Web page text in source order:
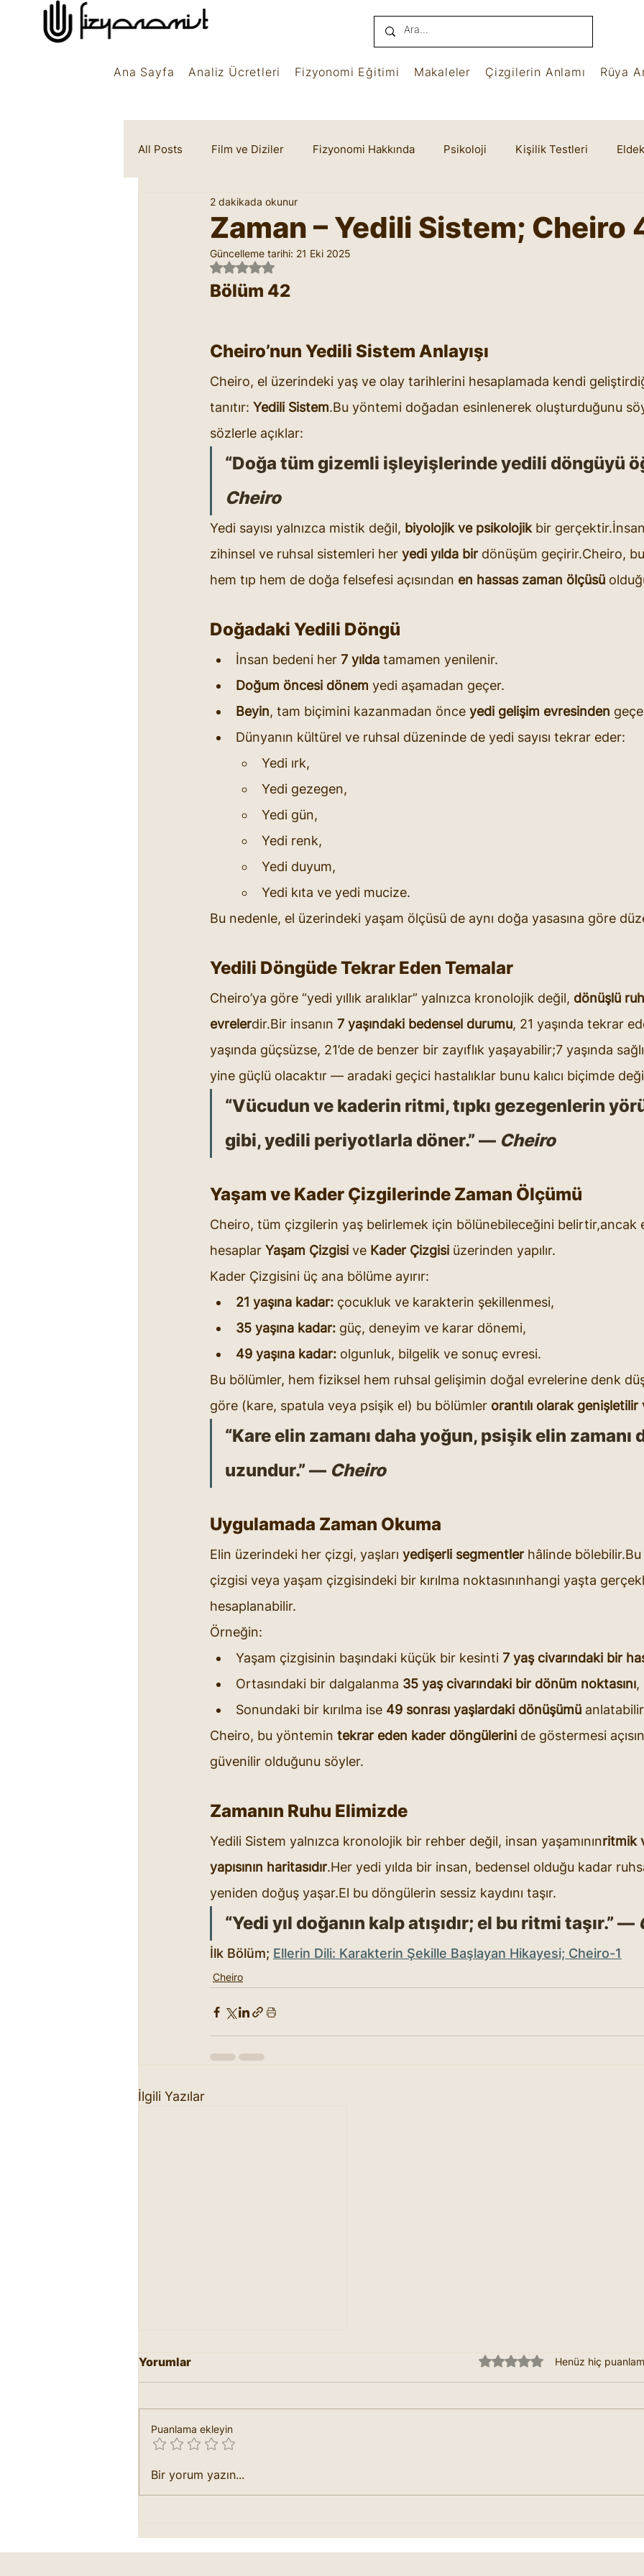
Ana Sayfa Analiz Ücretleri Fizyonomi Eğitimi Makaleler Çizgilerin Anlamı Rüya
All Posts Film ve Diziler Fizyonomi Hakkında Psikoloji Kişilik Testleri
Rüya Sembolleri Marifetname
Zaman – Yedili Sistem; Cheiro
2 dakikada okunur
Güncelleme tarihi: 21 Eki 2025
5 üzerinden NaN yıldız
Bölüm 42
Cheiro’nun Yedili Sistem Anlayışı
Cheiro, el üzerindeki yaş ve olay tarihlerini hesaplamada kendi
tanıtır: Yedili Sistem.Bu yöntemi doğadan esinlenerek oluşturduğunu
sözlerle açıklar:
“Doğa tüm gizemli işleyişlerinde yedili döngüyü
Cheiro
Yedi sayısı yalnızca mistik değil, biyolojik ve psikolojik bir
zihinsel ve ruhsal sistemleri her yedi yılda bir dönüşüm geçirir.Cheiro,
hem tıp hem de doğa felsefesi açısından en hassas zaman ölçüsü
Doğadaki Yedili Döngü
İnsan bedeni her 7 yılda tamamen yenilenir.
Doğum öncesi dönem yedi aşamadan geçer.
Beyin, tam biçimini kazanmadan önce yedi gelişim evresinden
Dünyanın kültürel ve ruhsal düzeninde de yedi sayısı tekrar eder:
Yedi ırk,
Yedi gezegen,
Yedi gün,
Yedi renk,
Yedi duyum,
Yedi kıta ve yedi mucize.
Bu nedenle, el üzerindeki yaşam ölçüsü de aynı doğa yasasına göre
Yedili Döngüde Tekrar Eden Temalar
Cheiro’ya göre “yedi yıllık aralıklar” yalnızca kronolojik değil, dönüşlü
evrelerdir.Bir insanın 7 yaşındaki bedensel durumu, 21 yaşında tekrar
yaşında güçsüzse, 21’de de benzer bir zayıflık yaşayabilir;7 yaşında
yine güçlü olacaktır — aradaki geçici hastalıklar bunu kalıcı biçimde
“Vücudun ve kaderin ritmi, tıpkı gezegenlerin
gibi, yedili periyotlarla döner.” — Cheiro
Yaşam ve Kader Çizgilerinde Zaman Ölçümü
Cheiro, tüm çizgilerin yaş belirlemek için bölünebileceğini belirtir,ancak
hesaplar Yaşam Çizgisi ve Kader Çizgisi üzerinden yapılır.
Kader Çizgisini üç ana bölüme ayırır:
21 yaşına kadar: çocukluk ve karakterin şekillenmesi,
35 yaşına kadar: güç, deneyim ve karar dönemi,
49 yaşına kadar: olgunluk, bilgelik ve sonuç evresi.
Bu bölümler, hem fiziksel hem ruhsal gelişimin doğal evrelerine denk
göre (kare, spatula veya psişik el) bu bölümler orantılı olarak genişletilir
“Kare elin zamanı daha yoğun, psişik elin zamanı
uzundur.” — Cheiro
Uygulamada Zaman Okuma
Elin üzerindeki her çizgi, yaşları yedişerli segmentler hâlinde
çizgisi veya yaşam çizgisindeki bir kırılma noktasınınhangi yaşta
hesaplanabilir.
Örneğin:
Yaşam çizgisinin başındaki küçük bir kesinti 7 yaş civarındaki bir
Ortasındaki bir dalgalanma 35 yaş civarındaki bir dönüm noktasını,
Sonundaki bir kırılma ise 49 sonrası yaşlardaki dönüşümü
Cheiro, bu yöntemin tekrar eden kader döngülerini de göstermesi
güvenilir olduğunu söyler.
Zamanın Ruhu Elimizde
Yedili Sistem yalnızca kronolojik bir rehber değil, insan yaşamınınritmik
yapısının haritasıdır.Her yedi yılda bir insan, bedensel olduğu kadar
yeniden doğuş yaşar.El bu döngülerin sessiz kaydını taşır.
“Yedi yıl doğanın kalp atışıdır; el bu ritmi taşır.” —
İlk Bölüm; Ellerin Dili: Karakterin Şekille Başlayan Hikayesi; Cheiro-1
Cheiro
İlgili Yazılar
Ellerin Dili: Karakterin
Şekille Başlayan Hikayesi;
Yorumlar 5 üzerinden 0 yıldız
Henüz hiç
Puanlama ekleyin
Bir yorum yazın...